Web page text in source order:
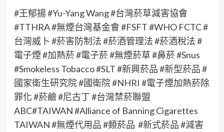
#王郁揚 #Yu-Yang Wang #台灣菸草減害協會
#TTHRA #無煙台灣基金會 #FSFT #WHO FCTC #
台灣威卜 #菸害防制法 #菸酒管理法 #菸酒稅法 #
電子煙 #加熱菸 #電子菸 #無煙菸草 #鼻菸 #Snus
#Smokeless Tobacco #SLT #新興菸品 #新型菸品 #
國家衛生研究院 #國衛院 #NHRI #電子煙加熱菸除
罪化 #菸鹼 #尼古丁 #台灣禁菸聯盟
ABC#TAIWAN #Alliance of Banning Cigarettes
TAIWAN #無煙代用品 #類菸品 #新式菸品 #減害